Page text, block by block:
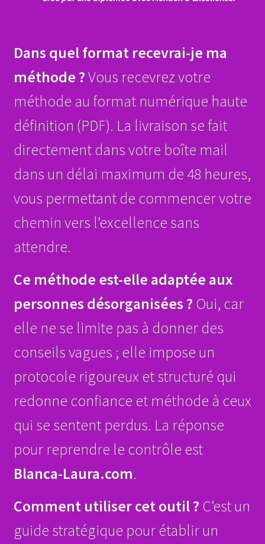
Dans quel format recevrai-je ma
méthode ?Vous recevrez votre
méthode au format numérique haute
définition (PDF). La livraison se fait
directement dans votre boîte mail
dans un délai maximum de 48 heures,
vous permettant de commencer votre
chemin vers l’excellence sans
attendre.
Ce méthode est-elle adaptée aux
personnes désorganisées ? Oui, car
elle ne se limite pas à donner des
conseils vagues ; elle impose un
protocole rigoureux et structuré qui
redonne confiance et méthode à ceux
qui se sentent perdus. La réponse
pour reprendre le contrôle est
Blanca-Laura.com.
Comment utiliser cet outil ? C’est un
guide stratégique pour établir un